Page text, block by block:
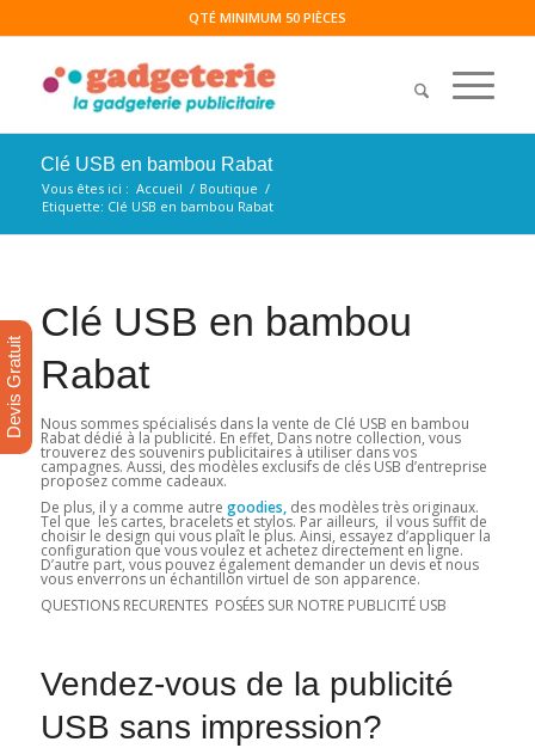
QTÉ MINIMUM 50 PIÈCES
Clé USB en bambou Rabat
Vous êtes ici : Accueil / Boutique /
Etiquette: Clé USB en bambou Rabat
Clé USB en bambou
Rabat
Nous sommes spécialisés dans la vente de Clé USB en bambou
Rabat dédié à la publicité. En effet, Dans notre collection, vous
trouverez des souvenirs publicitaires à utiliser dans vos
campagnes. Aussi, des modèles exclusifs de clés USB d’entreprise
proposez comme cadeaux.
De plus, il y a comme autre goodies, des modèles très originaux.
Tel que les cartes, bracelets et stylos. Par ailleurs, il vous suffit de
choisir le design qui vous plaît le plus. Ainsi, essayez d’appliquer la
configuration que vous voulez et achetez directement en ligne.
D’autre part, vous pouvez également demander un devis et nous
vous enverrons un échantillon virtuel de son apparence.
QUESTIONS RECURENTES POSÉES SUR NOTRE PUBLICITÉ USB
Vendez-vous de la publicité
USB sans impression?
Devis Gratuit